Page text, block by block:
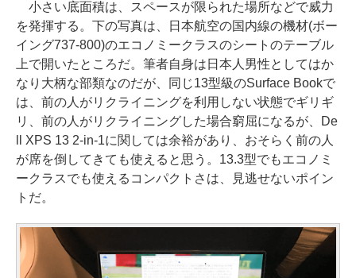
小さい底面積は、スペースが限られた場所などで威力
を発揮する。下の写真は、日本航空の国内線の機材(ボー
イング737-800)のエコノミークラスのシートのテーブル
上で開いたところだ。筆者自身は日本人男性としてはか
なり大柄な部類なのだが、同じ13型級のSurface Bookで
は、前の人がリクライニングを利用しない状態でギリギ
リ、前の人がリクライニングした場合窮屈になるが、De
ll XPS 13 2-in-1に関しては余裕があり、おそらく前の人
が席を倒してきても使えると思う。13.3型でもエコノミ
ークラスでも使えるコンパクトさは、見逃せないポイン
トだ。